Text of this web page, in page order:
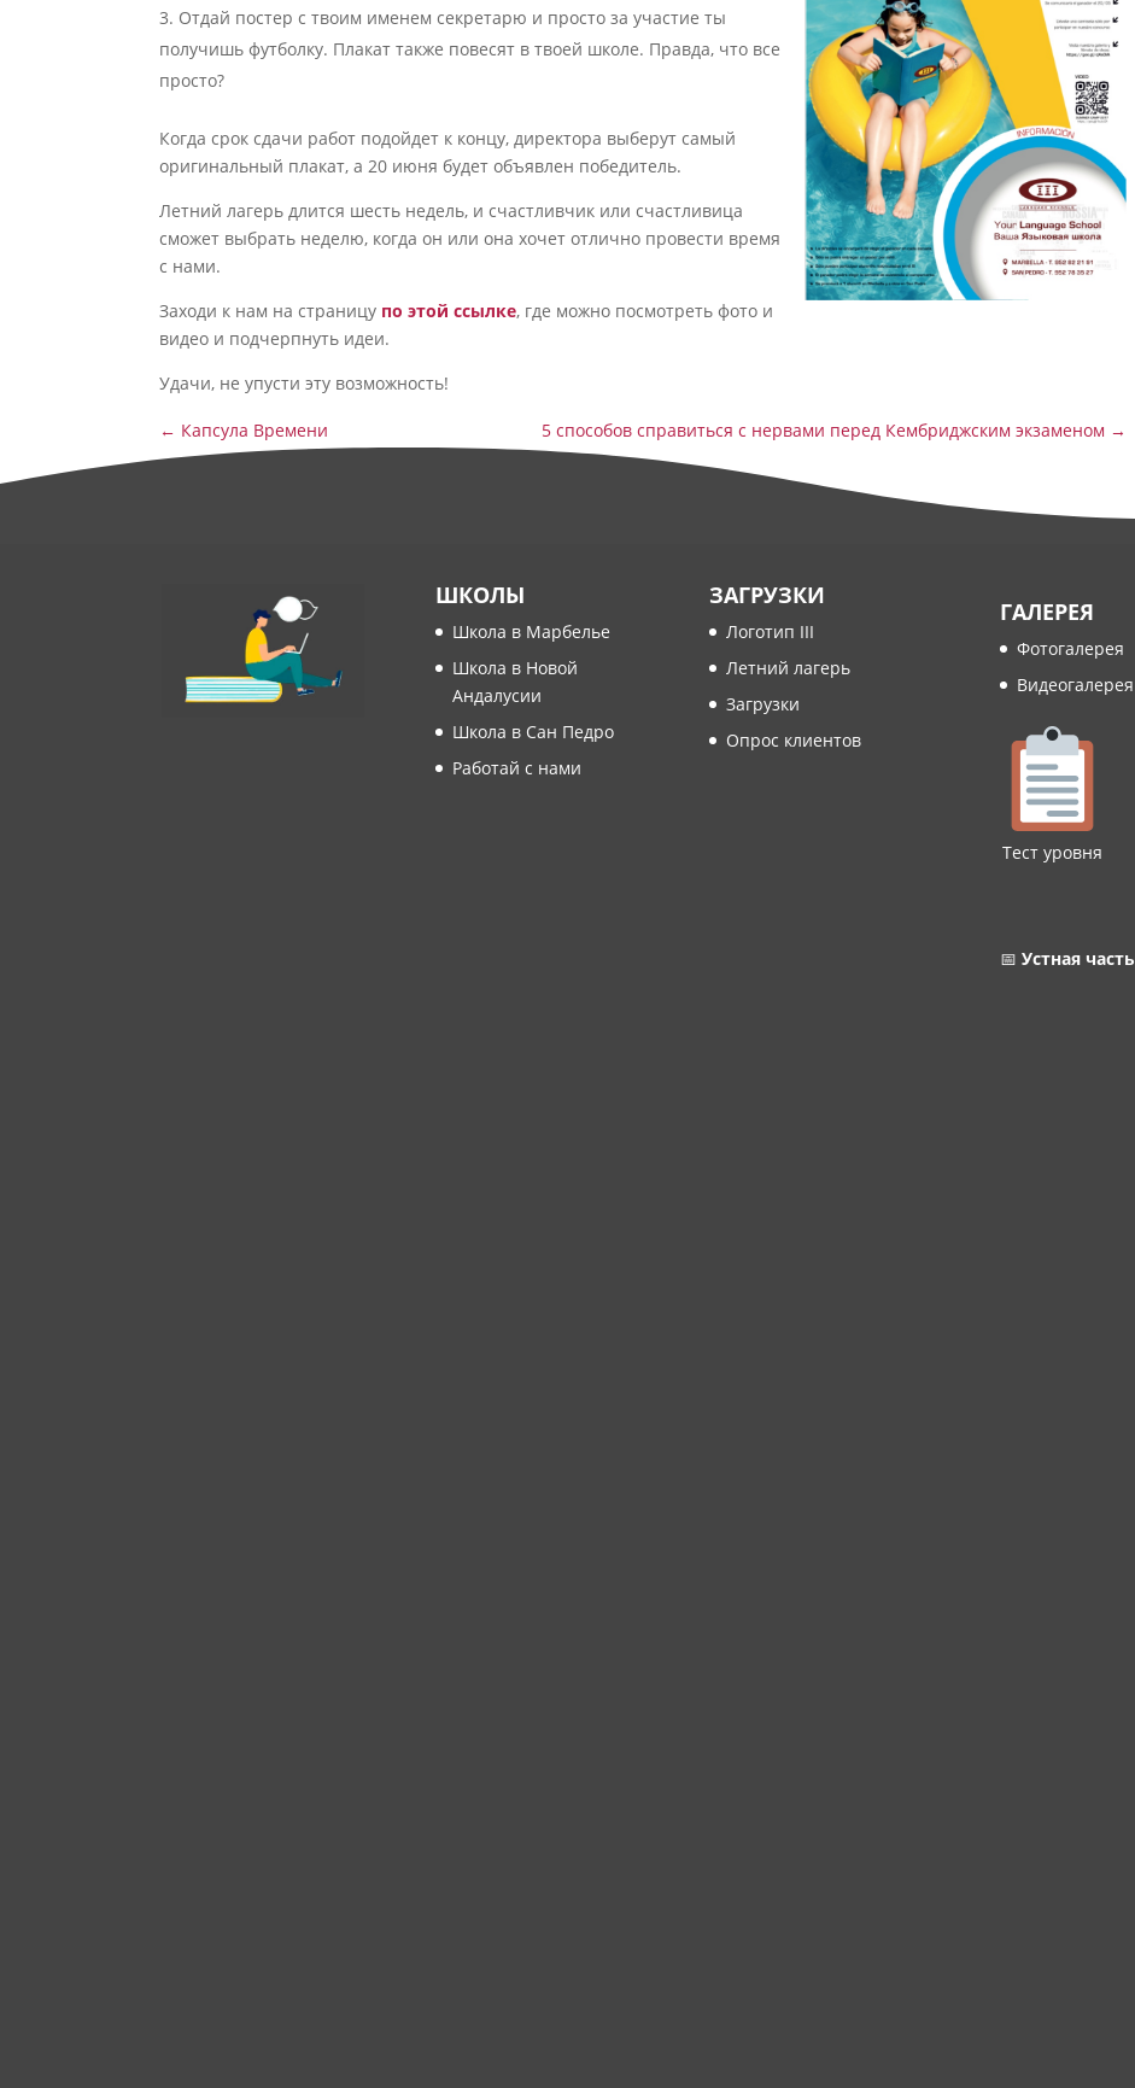
Отдай постер с твоим именем секретарю и просто за участие ты
получишь футболку. Плакат также повесят в твоей школе. Правда, что все
просто?
Когда срок сдачи работ подойдет к концу, директора выберут самый
оригинальный плакат, а 20 июня будет объявлен победитель.
Летний лагерь длится шесть недель, и счастливчик или счастливица
сможет выбрать неделю, когда он или она хочет отлично провести время
с нами.
Заходи к нам на страницу по этой ссылке, где можно посмотреть фото и
видео и подчерпнуть идеи.
Удачи, не упусти эту возможность!
← Капсула Времени 5 способов справиться с нервами перед Кембриджским экзаменом →
ШКОЛЫ
Школа в Марбелье
Школа в Новой
Андалусии
Школа в Сан Педро
Работай с нами
ЗАГРУЗКИ
Логотип III
Летний лагерь
Загрузки
Опрос клиентов
ГАЛЕРЕЯ
Фотогалерея
Видеогалерея
Тест уровня
📅 Устная часть